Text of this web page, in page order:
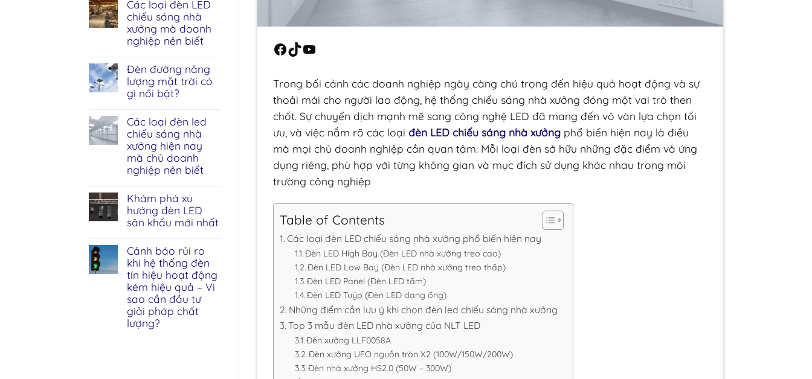
Các loại đèn LED
chiếu sáng nhà
xưởng mà doanh
nghiệp nên biết
Đèn đường năng
lượng mặt trời có
gì nổi bật?
Các loại đèn led
chiếu sáng nhà
xưởng hiện nay
mà chủ doanh
nghiệp nên biết
Khám phá xu
hướng đèn LED
sân khấu mới nhất
Cảnh báo rủi ro
khi hệ thống đèn
tín hiệu hoạt động
kém hiệu quả – Vì
sao cần đầu tư
giải pháp chất
lượng?
Facebook
TikTok
YouTube
Trong bối cảnh các doanh nghiệp ngày càng chú trọng đến hiệu quả hoạt động và sự
thoải mái cho người lao động, hệ thống chiếu sáng nhà xưởng đóng một vai trò then
chốt. Sự chuyển dịch mạnh mẽ sang công nghệ LED đã mang đến vô vàn lựa chọn tối
ưu, và việc nắm rõ các loại đèn LED chiếu sáng nhà xưởng phổ biến hiện nay là điều
mà mọi chủ doanh nghiệp cần quan tâm. Mỗi loại đèn sở hữu những đặc điểm và ứng
dụng riêng, phù hợp với từng không gian và mục đích sử dụng khác nhau trong môi
trường công nghiệp
Table of Contents
Các loại đèn LED chiếu sáng nhà xưởng phổ biến hiện nay
Đèn LED High Bay (Đèn LED nhà xưởng treo cao)
Đèn LED Low Bay (Đèn LED nhà xưởng treo thấp)
Đèn LED Panel (Đèn LED tấm)
Đèn LED Tuýp (Đèn LED dạng ống)
Những điểm cần lưu ý khi chọn đèn led chiếu sáng nhà xưởng
Top 3 mẫu đèn LED nhà xưởng của NLT LED
Đèn xưởng LLF0058A
Đèn xưởng UFO nguồn tròn X2 (100W/150W/200W)
Đèn nhà xưởng HS2.0 (50W – 300W)